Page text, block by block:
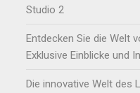
Studio 2
Entdecken Sie die Welt
Exklusive Einblicke und
Die innovative Welt des